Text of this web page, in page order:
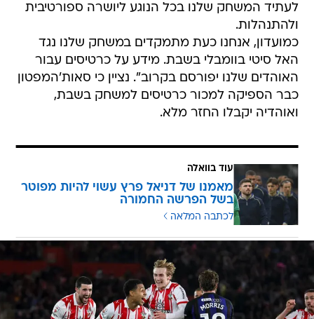
לעתיד המשחק שלנו בכל הנוגע ליושרה ספורטיבית
ולהתנהלות.
כמועדון, אנחנו כעת מתמקדים במשחק שלנו נגד
האל סיטי בוומבלי בשבת. מידע על כרטיסים עבור
האוהדים שלנו יפורסם בקרוב". נציין כי סאות'המפטון
כבר הספיקה למכור כרטיסים למשחק בשבת,
ואוהדיה יקבלו החזר מלא.
עוד בוואלה
מאמנו של דניאל פרץ עשוי להיות מפוטר
בשל הפרשה החמורה
לכתבה המלאה